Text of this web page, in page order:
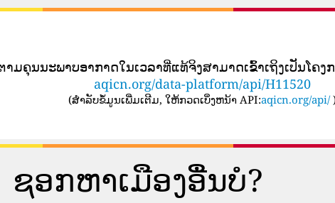
ມ​ຄຸນ​ນະ​ພາບ​ອາ​ກາດ​ໃນ​ເວ​ລາ​ທີ່​ແທ້​ຈິງ​ສາ​ມາດ​ເຂົ້າ​ເຖິງ​ເປັນ​ໂຄງ​
aqicn.org/data-platform/api/H11520
(ສໍາລັບຂໍ້ມູນເພີ່ມເຕີມ, ໃຫ້ກວດເບິ່ງຫນ້າ API:aqicn.org/api/
ຊອກຫາເມືອງອື່ນບໍ?